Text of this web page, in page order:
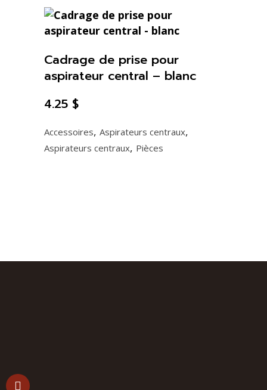
Accessoires, Aspirateurs centraux,
Aspirateurs centraux, Pièces
Cadrage de prise pour
aspirateur central – blanc
4.25 $